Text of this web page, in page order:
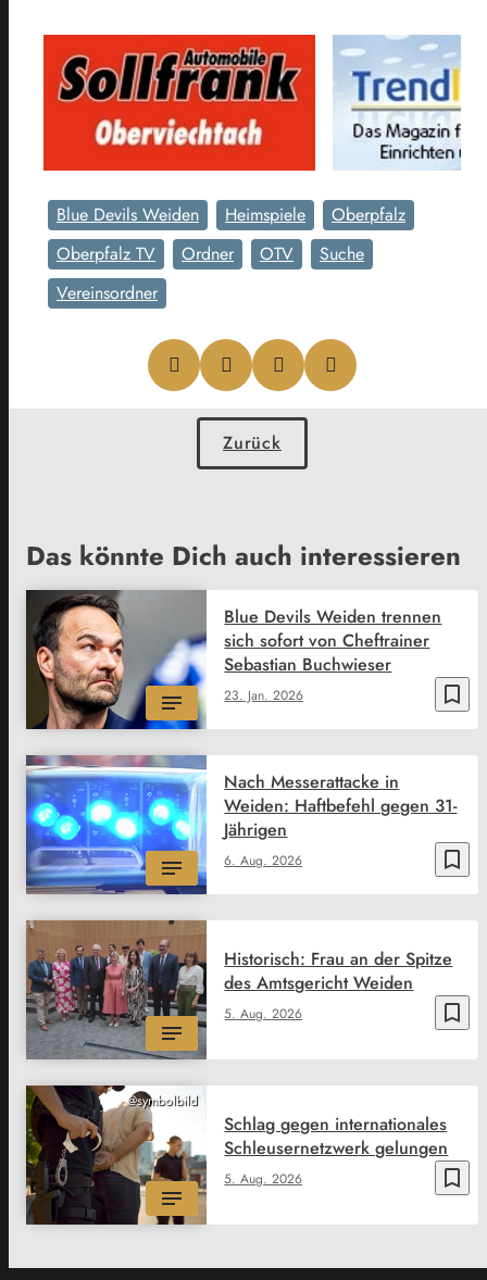
Blue Devils Weiden Heimspiele
Oberpfalz
Oberpfalz TV
Ordner OTV
Suche
Vereinsordner
Zurück
Das könnte Dich auch interessieren
bookmark_border
23. Jan. 2026
Blue Devils Weiden trennen
sich sofort von Cheftrainer
Sebastian Buchwieser
bookmark_border
6. Aug. 2026
Nach Messerattacke in
Weiden: Haftbefehl gegen 31-
Jährigen
bookmark_border
5. Aug. 2026
Historisch: Frau an der Spitze
des Amtsgericht Weiden
@symbolbild
bookmark_border
5. Aug. 2026
Schlag gegen internationales
Schleusernetzwerk gelungen